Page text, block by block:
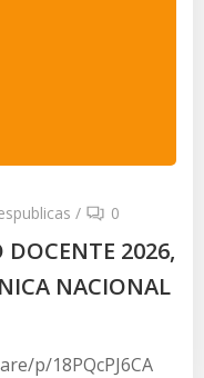
/ 0
DOCENTE 2026,
NACIONAL
p/18PQcPJ6CA